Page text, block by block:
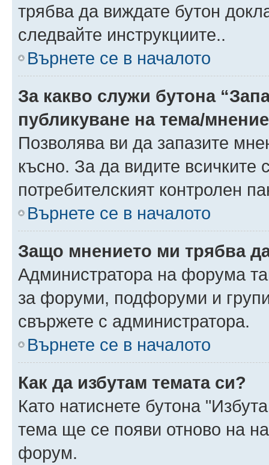
трябва да виждате бутон
следвайте инструкциите..
Върнете се в началото
За какво служи бутона
публикуване на тема/
Позволява ви да запазите
късно. За да видите всичките
потребителският контролен
Върнете се в началото
Защо мнението ми трябва
Администратора на форума
за форуми, подфоруми и
свържете с администратора.
Върнете се в началото
Как да избутам темата си?
Като натиснете бутона
тема ще се появи отново на
форум.